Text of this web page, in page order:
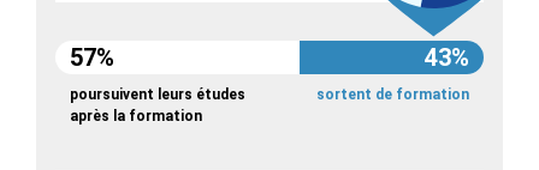
57% 43%
poursuivent leurs études
après la formation
sortent de formation